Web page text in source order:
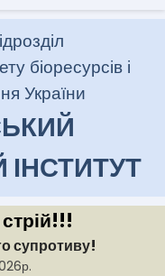
біоресурсів і
України
супротиву!